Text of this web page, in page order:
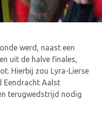
werd, naast een
uit de halve finales,
Hierbij zou Lyra-Lierse
Eendracht Aalst
terugwedstrijd nodig